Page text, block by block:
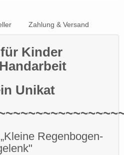
Zahlung & Versand
Kinder
Unikat
leine Regenbogen-